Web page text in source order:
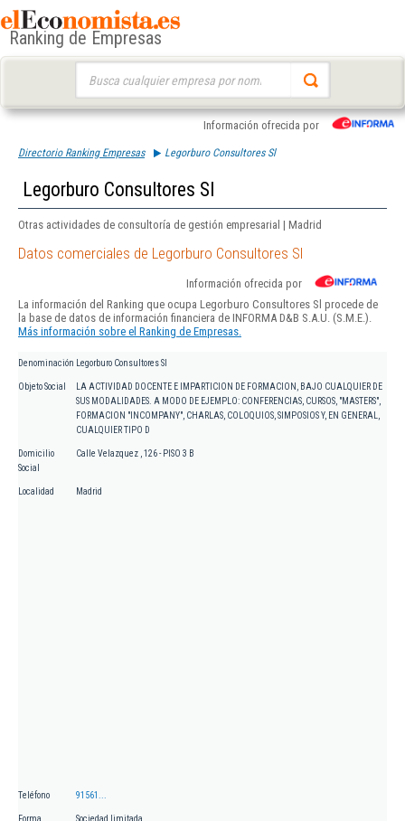
Ranking de Empresas
Información ofrecida por
Directorio Ranking Empresas Legorburo Consultores Sl
Legorburo Consultores Sl
Otras actividades de consultoría de gestión empresarial | Madrid
Datos comerciales de Legorburo Consultores Sl
Información ofrecida por
La información del Ranking que ocupa Legorburo Consultores Sl procede de
la base de datos de información financiera de INFORMA D&B S.A.U. (S.M.E.).
Más información sobre el Ranking de Empresas.
Denominación Legorburo Consultores Sl
Objeto Social
LA ACTIVIDAD DOCENTE E IMPARTICION DE FORMACION, BAJO CUALQUIER DE
SUS MODALIDADES. A MODO DE EJEMPLO: CONFERENCIAS, CURSOS, "MASTERS",
FORMACION "INCOMPANY", CHARLAS, COLOQUIOS, SIMPOSIOS Y, EN GENERAL,
CUALQUIER TIPO D
Domicilio
Social
Calle Velazquez , 126 - PISO 3 B
Localidad Madrid
Teléfono 91561...